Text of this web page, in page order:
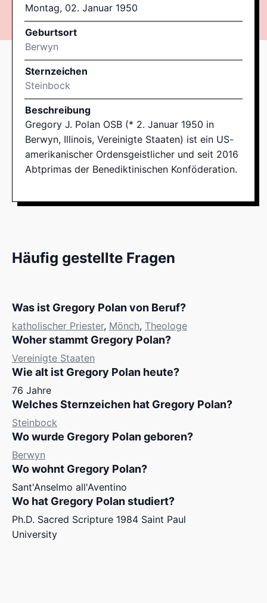
Montag, 02. Januar 1950
Geburtsort
Berwyn
Sternzeichen
Steinbock
Beschreibung
Gregory J. Polan OSB (* 2. Januar 1950 in
Berwyn, Illinois, Vereinigte Staaten) ist ein US-
amerikanischer Ordensgeistlicher und seit 2016
Abtprimas der Benediktinischen Konföderation.
Häufig gestellte Fragen
Was ist Gregory Polan von Beruf?
katholischer Priester, Mönch, Theologe
Woher stammt Gregory Polan?
Vereinigte Staaten
Wie alt ist Gregory Polan heute?
76 Jahre
Welches Sternzeichen hat Gregory Polan?
Steinbock
Wo wurde Gregory Polan geboren?
Berwyn
Wo wohnt Gregory Polan?
Sant'Anselmo all'Aventino
Wo hat Gregory Polan studiert?
Ph.D. Sacred Scripture 1984 Saint Paul
University